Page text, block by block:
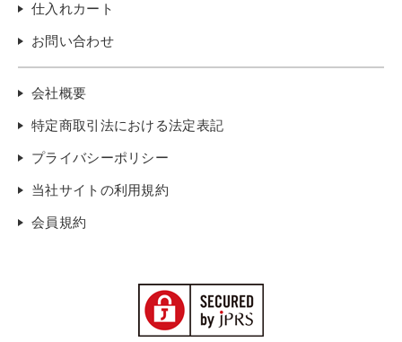
仕入れカート
お問い合わせ
会社概要
特定商取引法における法定表記
プライバシーポリシー
当社サイトの利用規約
会員規約